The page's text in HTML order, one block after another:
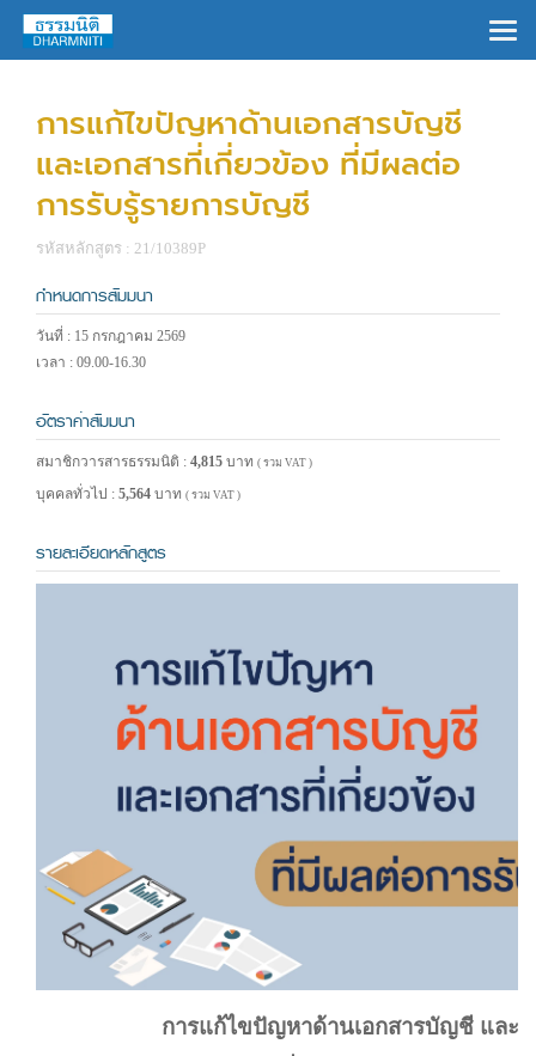
การแก้ไขปัญหาด้านเอกสารบัญชี
และเอกสารที่เกี่ยวข้อง ที่มีผลต่อ
การรับรู้รายการบัญชี
รหัสหลักสูตร : 21/10389P
กำหนดการสัมมนา
วันที่ : 15 กรกฎาคม 2569
เวลา : 09.00-16.30
อัตราค่าสัมมนา
สมาชิกวารสารธรรมนิติ : 4,815 บาท ( รวม VAT )
บุคคลทั่วไป : 5,564 บาท ( รวม VAT )
รายละเอียดหลักสูตร
การแก้ไขปัญหาด้านเอกสารบัญชี และเ
×